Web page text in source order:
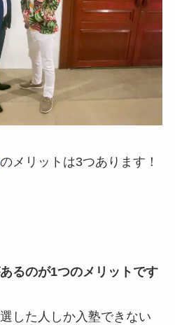
のメリットは3つあります！
るのが1つのメリットです
した人しか入塾できない